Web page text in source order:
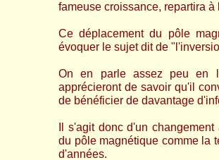
fameuse croissance, repartira à
Ce déplacement du pôle
évoquer le sujet dit de
On en parle assez peu en
apprécieront de savoir qu'il
de bénéficier de davantage
Il s'agit donc d'un
du pôle magnétique comme la
d'années.